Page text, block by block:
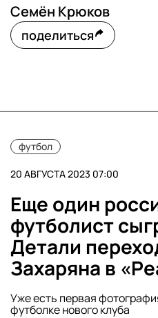
Семён Крюков
поделиться
футбол
20 АВГУСТА 2023 07:00
Еще один
футболист
Детали
Захаряна в
Уже есть первая
футболке нового клуба